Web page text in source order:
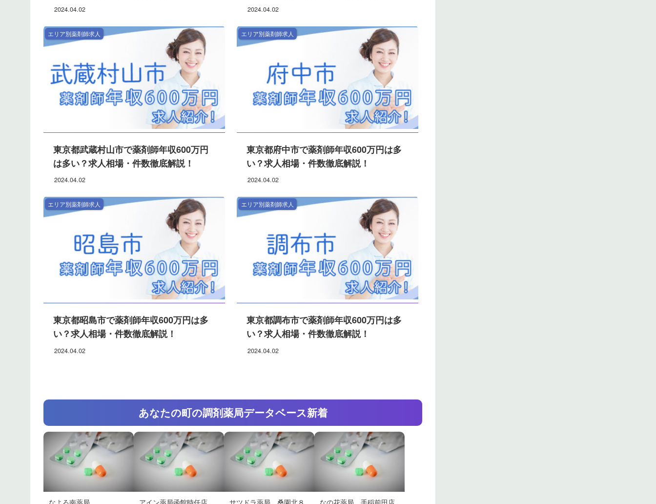
2024.04.02 2024.04.02
エリア別薬剤師求人
東京都武蔵村山市で薬剤師年収600万円
は多い？求人相場・件数徹底解説！
2024.04.02
エリア別薬剤師求人
東京都府中市で薬剤師年収600万円は多
い？求人相場・件数徹底解説！
2024.04.02
エリア別薬剤師求人
東京都昭島市で薬剤師年収600万円は多
い？求人相場・件数徹底解説！
2024.04.02
エリア別薬剤師求人
東京都調布市で薬剤師年収600万円は多
い？求人相場・件数徹底解説！
2024.04.02
あなたの町の調剤薬局データベース新着
なよろ南薬局 アイン薬局函館時任店 サツドラ薬局 桑園北８ なの花薬局 手稲前田店